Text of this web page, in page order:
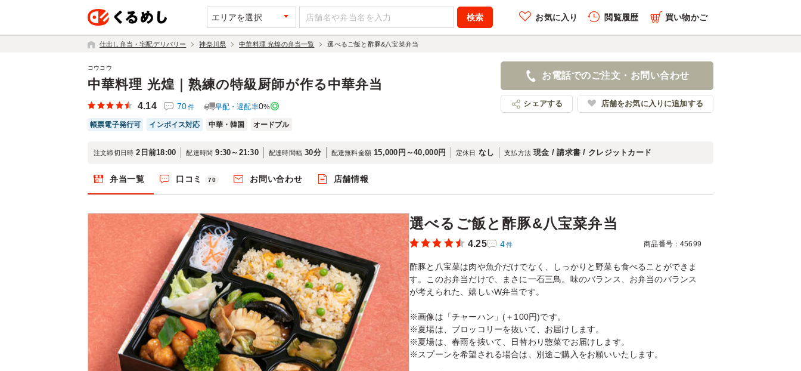
エリアを選択 お気に入り 閲覧履歴
履歴を全件削除する
店舗名：中華料理 光煌
買い物かご
仕出し弁当・宅配デリバリー 神奈川県 中華料理 光煌の弁当一覧 選べるご飯と酢豚&八宝菜弁当
中華料理 光煌｜熟練の特級厨師が作る中華弁当
コウコウ
4.14 70件 早配・遅配率0%
帳票電子発行可 インボイス対応 中華・韓国 オードブル
お電話でのご注文・お問い合わせ
シェアする 店舗をお気に入りに追加する
注文締切日時 2日前18:00 配達時間 9:30～21:30 配達時間幅 30分 配達無料金額 15,000円～40,000円 定休日 なし 支払方法 現金 / 請求書 / クレジットカード
弁当一覧 口コミ 70 お問い合わせ 店舗情報
選べるご飯と酢豚&八宝菜弁当
4.25 4件 商品番号：45699
酢豚と八宝菜は肉や魚介だけでなく、しっかりと野菜も食べることができま
す。このお弁当だけで、まさに一石三鳥。味のバランス、お弁当のバランス
が考えられた、嬉しいW弁当です。
※画像は「チャーハン」(＋100円)です。
※夏場は、ブロッコリーを抜いて、お届けします。
※夏場は、春雨を抜いて、日替わり惣菜でお届けします。
※スプーンを希望される場合は、別途ご購入をお願いいたします。